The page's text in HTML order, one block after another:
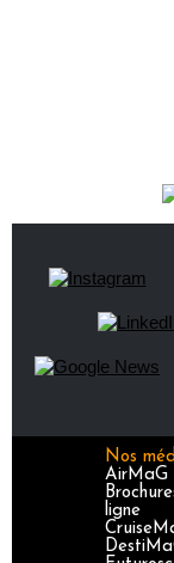
Nos
AirMaG
ligne